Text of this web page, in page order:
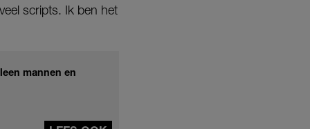
scripts. Ik ben het
mannen en